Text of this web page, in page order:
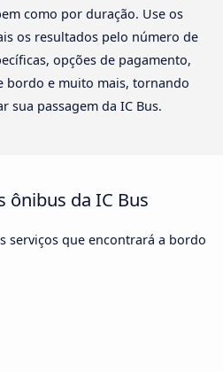
como por duração. Use os
os resultados pelo número de
opções de pagamento,
bordo e muito mais, tornando
sua passagem da IC Bus.
ônibus da IC Bus
serviços que encontrará a bordo